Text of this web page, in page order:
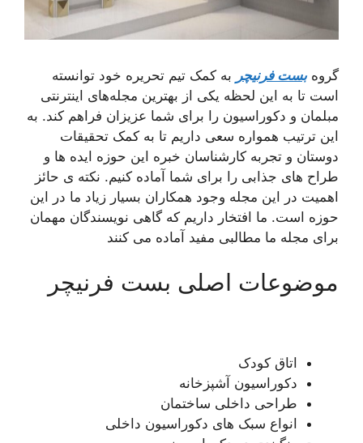
گروهبست فرنیچر به کمک تیم تحریره خود توانسته
است تا به این لحظه یکی از بهترین مجله‌های اینترنتی
مبلمان و دکوراسیون را برای شما عزیزان فراهم کند. به
این ترتیب همواره سعی داریم تا به کمک تحقیقات
دوستان و تجربه کارشناسان خبره این حوزه ایده ها و
طراح های جذابی را برای شما آماده کنیم. نکته ی حائز
اهمیت در این مجله وجود همکاران بسیار زیاد ما در این
حوزه است. ما افتخار داریم که گاهی نویسندگان مهمان
برای مجله ما مطالبی مفید آماده می کنند
موضوعات اصلی بست فرنیچر
اتاق کودک
دکوراسیون آشپزخانه
طراحی داخلی ساختمان
انواع سبک های دکوراسیون داخلی